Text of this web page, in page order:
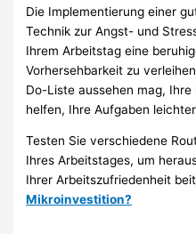
Die Implementierung einer
Technik zur Angst- und
Ihrem Arbeitstag eine
Vorhersehbarkeit zu
Do-Liste aussehen mag,
helfen, Ihre Aufgaben
Testen Sie verschiedene
Ihres Arbeitstages, um
Ihrer Arbeitszufriedenheit
Mikroinvestition?